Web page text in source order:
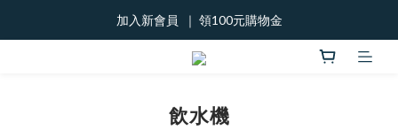
加入新會員  ｜ 領100元購物金
加入新會員  ｜ 領100元購物金
888優惠劵!
飲水機